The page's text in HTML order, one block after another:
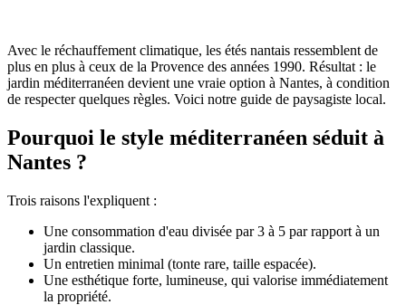
Avec le réchauffement climatique, les étés nantais ressemblent de
plus en plus à ceux de la Provence des années 1990. Résultat : le
jardin méditerranéen devient une vraie option à Nantes, à condition
de respecter quelques règles. Voici notre guide de paysagiste local.
Pourquoi le style méditerranéen séduit à
Nantes ?
Trois raisons l'expliquent :
Une consommation d'eau divisée par 3 à 5 par rapport à un
jardin classique.
Un entretien minimal (tonte rare, taille espacée).
Une esthétique forte, lumineuse, qui valorise immédiatement
la propriété.